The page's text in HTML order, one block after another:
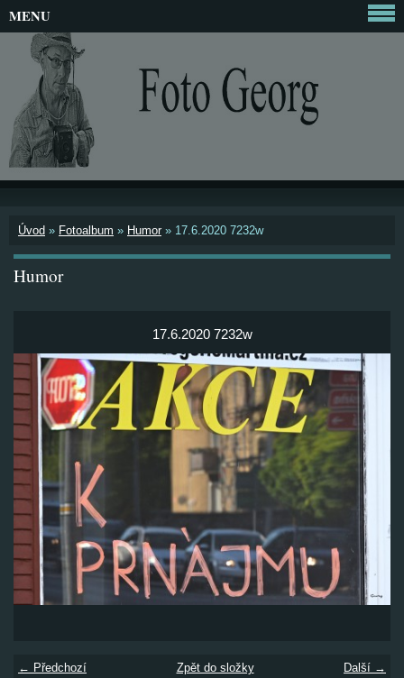
Úvod » Fotoalbum » Humor » 17.6.2020 7232w
Humor
17.6.2020 7232w
← Předchozí Další →
Zpět do složky
MENU